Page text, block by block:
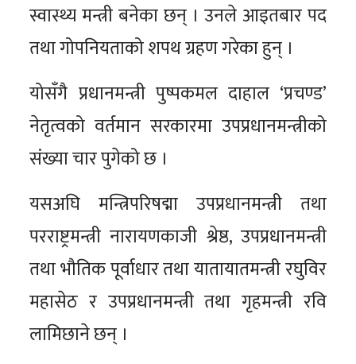
स्वास्थ्य मन्त्री बनेका छन् । उनले आइतबार पद
तथा गोपनियताको शपथ ग्रहण गरेका हुन् ।
योसँगै प्रधानमन्त्री पुष्पकमल दाहाल ‘प्रचण्ड’
नेतृत्वको वर्तमान सरकारमा उपप्रधानमन्त्रीको
संख्या चार पुगेको छ ।
यसअघि मन्त्रिपरिषद्मा उपप्रधानमन्त्री तथा
परराष्ट्रमन्त्री नारायणकाजी श्रेष्ठ, उपप्रधानमन्त्री
तथा भौतिक पूर्वाधार तथा यातायातमन्त्री रघुविर
महासेठ र उपप्रधानमन्त्री तथा गृहमन्त्री रवि
लामिछाने छन् ।